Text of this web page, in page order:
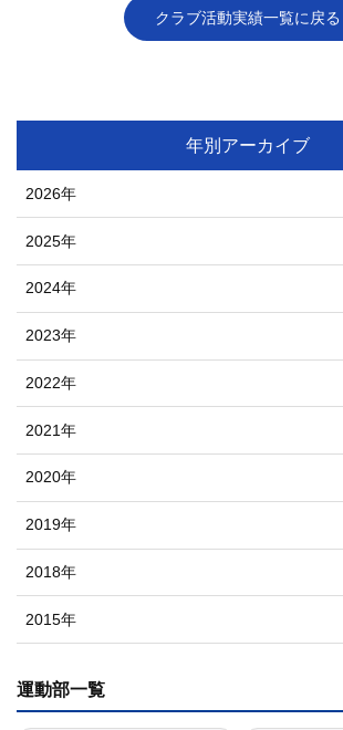
クラブ活動実績一覧に戻る
年別アーカイブ
2026年
2025年
2024年
2023年
2022年
2021年
2020年
2019年
2018年
2015年
運動部一覧